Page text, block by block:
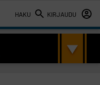
HAKU KIRJAUDU